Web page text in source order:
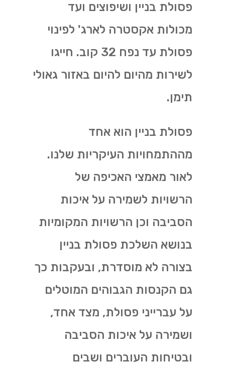
פסולת בניין ושיפוצים ועד
מכולות אקסטרה לארג' לפינוי
פסולת עד נפח 32 קוב. חייגו
לשירות מהיום להיום באזור גאולי
תימן.
פסולת בניין הוא אחד
מההתמחויות העיקריות שלנו.
לאור מאמצי האכיפה של
הרשויות לשמירה על איכות
הסביבה וכן הרשויות המקומיות
בנושא השלכת פסולת בניין
בצורה לא מוסדרת, ובעקבות כך
גם הקנסות הגבוהים המוטלים
על עברייני פסולת, מצד אחד,
ושמירה על איכות הסביבה
ובטיחות העוברים ושבים